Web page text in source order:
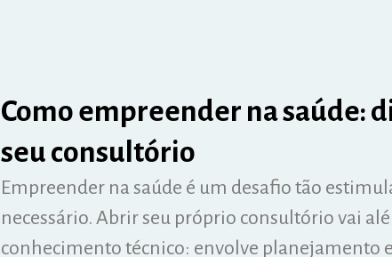
Como empreender na saúde:
seu consultório
Empreender na saúde é um desafio tão
necessário. Abrir seu próprio consultório vai
conhecimento técnico: envolve planejamento